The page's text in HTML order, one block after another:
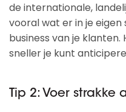
de internationale,
vooral wat er in je
business van je
sneller je kunt
Tip 2: Voer strakke